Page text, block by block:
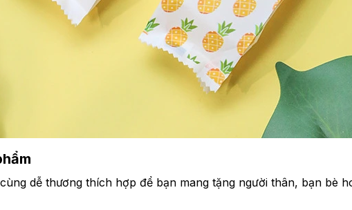
dễ thương thích hợp để bạn mang tặng người thân, bạn bè